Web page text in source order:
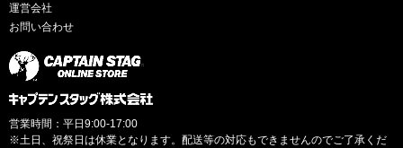
運営会社
お問い合わせ
営業時間：平日9:00-17:00
※土日、祝祭日は休業となります。配送等の対応もできませんのでご了承くだ